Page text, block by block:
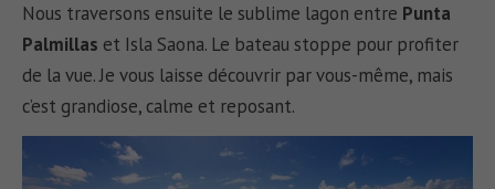
Nous traversons ensuite le sublime lagon entre Punta
Palmillas et Isla Saona. Le bateau stoppe pour profiter
de la vue. Je vous laisse découvrir par vous-même, mais
c’est grandiose, calme et reposant.